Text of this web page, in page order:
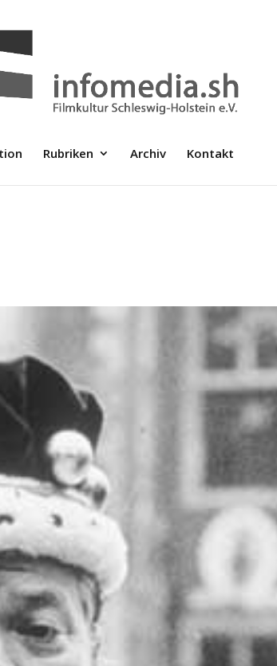
Rubriken Archiv Kontakt